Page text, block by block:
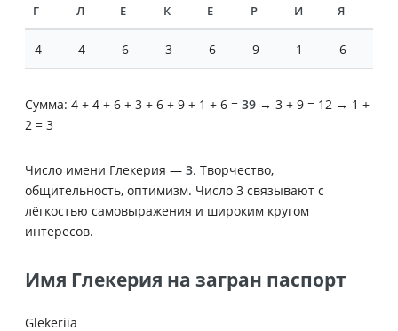
Г Л Е К Е Р И Я
4 4 6 3 6 9 1 6
Сумма: 4 + 4 + 6 + 3 + 6 + 9 + 1 + 6 = 39 → 3 + 9 = 12 → 1 +
2 = 3
Число имени Глекерия — 3. Творчество,
общительность, оптимизм. Число 3 связывают с
лёгкостью самовыражения и широким кругом
интересов.
Имя Глекерия на загран паспорт
Glekeriia